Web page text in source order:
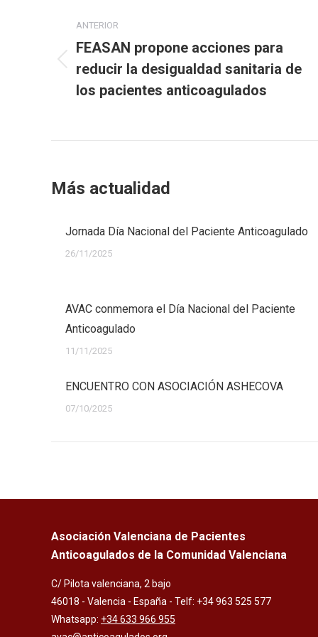
entre
publicaciones
ANTERIOR
Publicación
anterior:
FEASAN propone acciones para
reducir la desigualdad sanitaria de
los pacientes anticoagulados
Más actualidad
Jornada Día Nacional del Paciente Anticoagulado
26/11/2025
AVAC conmemora el Día Nacional del Paciente
Anticoagulado
11/11/2025
ENCUENTRO CON ASOCIACIÓN ASHECOVA
07/10/2025
Asociación Valenciana de Pacientes
Anticoagulados de la Comunidad Valenciana
C/ Pilota valenciana, 2 bajo
46018 - Valencia - España - Telf: +34 963 525 577
Whatsapp: +34 633 966 955